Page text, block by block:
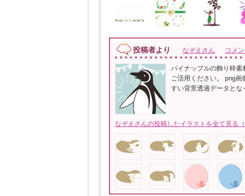
投稿者より なぞえさん コメ
パイナップルの飾り枠
ご活用ください。 png
すい背景透過データとな
なぞえさんの投稿したイラストを全て見る（